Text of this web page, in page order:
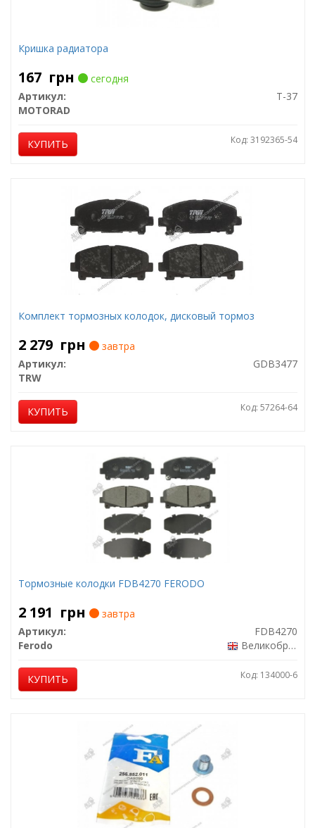
Кришка радиатора
167 грн
сегодня
Артикул:
T-37
MOTORAD
КУПИТЬ Код: 3192365-54
Комплект тормозных колодок, дисковый тормоз
2 279 грн
завтра
Артикул:
GDB3477
TRW
КУПИТЬ Код: 57264-64
Тормозные колодки FDB4270 FERODO
2 191 грн
завтра
Артикул:
FDB4270
Ferodo
Великобритания
КУПИТЬ Код: 134000-6